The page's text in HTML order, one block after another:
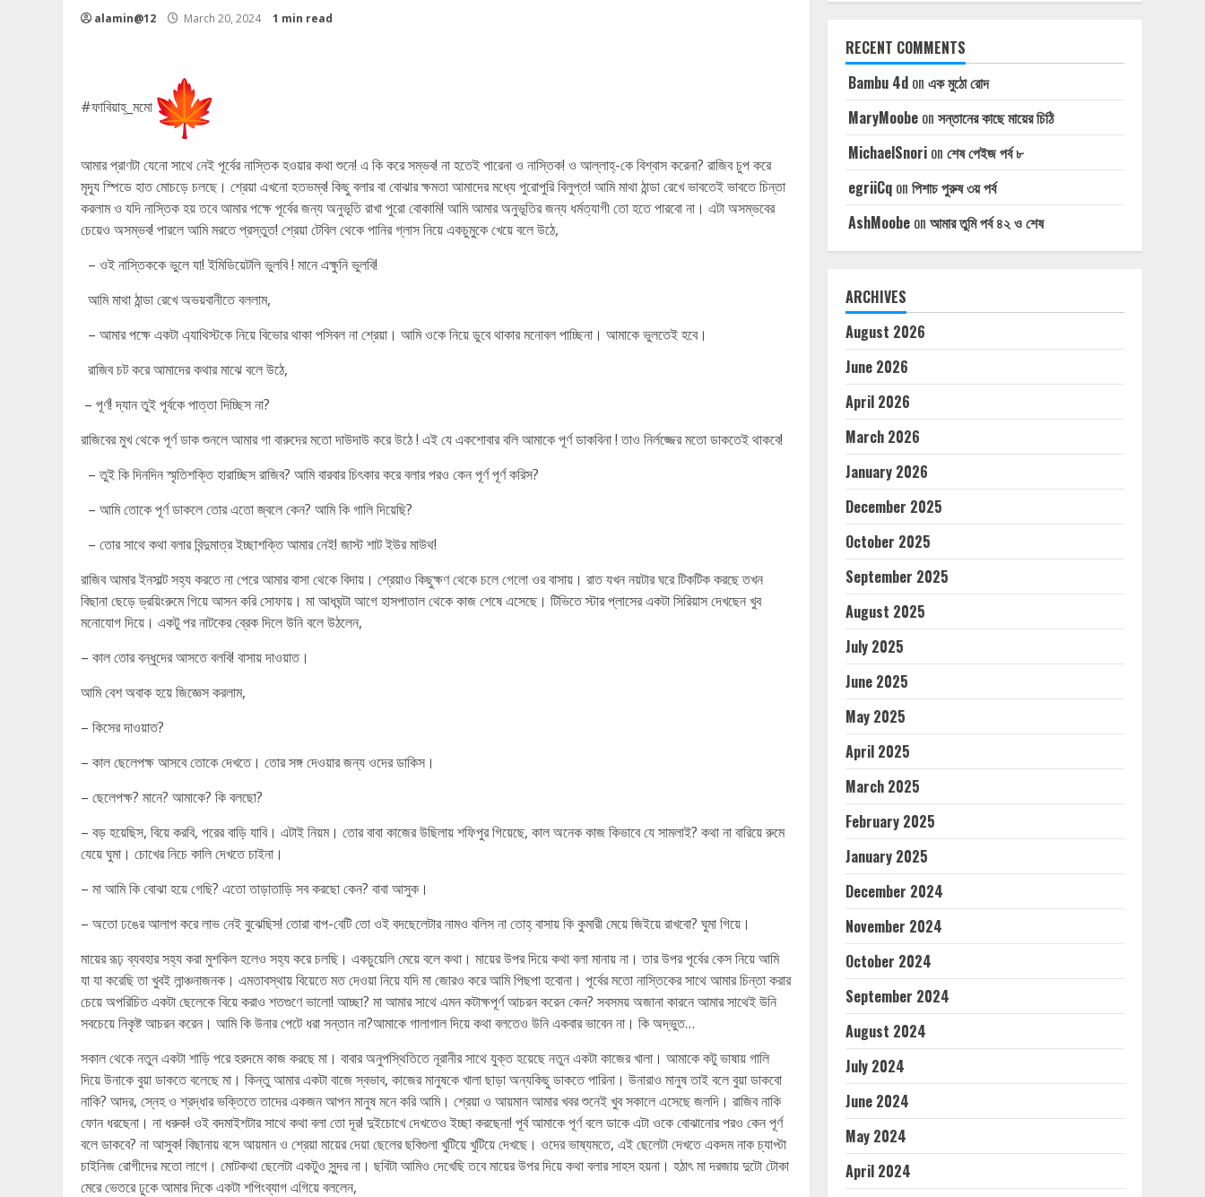
alamin@12 March 20, 2024 1 min read
#ফাবিয়াহ্_মমো
আমার প্রাণটা যেনো সাথে নেই পূর্বের নাস্তিক হওয়ার কথা শুনে! এ কি করে সম্ভব! না হতেই পারেনা ও নাস্তিক! ও আল্লাহ্-কে বিশ্বাস করেনা? রাজিব চুপ করে
মৃদ্যূ স্পিডে হাত মোচড়ে চলছে। শ্রেয়া এখনো হতভম্ব! কিছু বলার বা বোঝার ক্ষমতা আমাদের মধ্যে পুরোপুরি বিলুপ্ত! আমি মাথা ঠান্ডা রেখে ভাবতেই ভাবতে চিন্তা
করলাম ও যদি নাস্তিক হয় তবে আমার পক্ষে পূর্বের জন্য অনুভূতি রাখা পুরো বোকামি! আমি আমার অনুভূতির জন্য ধর্মত্যাগী তো হতে পারবো না। এটা অসম্ভবের
চেয়েও অসম্ভব! পারলে আমি মরতে প্রস্তুত! শ্রেয়া টেবিল থেকে পানির গ্লাস নিয়ে একচুমুকে খেয়ে বলে উঠে,
– ওই নাস্তিককে ভুলে যা! ইমিডিয়েটলি ভুলবি ! মানে এক্ষুনি ভুলবি!
আমি মাথা ঠান্ডা রেখে অভয়বানীতে বললাম,
– আমার পক্ষে একটা এ্যাথিস্টকে নিয়ে বিভোর থাকা পসিবল না শ্রেয়া। আমি ওকে নিয়ে ডুবে থাকার মনোবল পাচ্ছিনা। আমাকে ভুলতেই হবে।
রাজিব চট করে আমাদের কথার মাঝে বলে উঠে,
– পূর্ণ! দ্যান তুই পূর্বকে পাত্তা দিচ্ছিস না?
রাজিবের মুখ থেকে পূর্ণ ডাক শুনলে আমার গা বারুদের মতো দাউদাউ করে উঠে ! এই যে একশোবার বলি আমাকে পূর্ণ ডাকবিনা ! তাও নির্লজ্জের মতো ডাকতেই থাকবে!
– তুই কি দিনদিন স্মৃতিশক্তি হারাচ্ছিস রাজিব? আমি বারবার চিৎকার করে বলার পরও কেন পূর্ণ পূর্ণ করিস?
– আমি তোকে পূর্ণ ডাকলে তোর এতো জ্বলে কেন? আমি কি গালি দিয়েছি?
– তোর সাথে কথা বলার বিন্দুমাত্র ইচ্ছাশক্তি আমার নেই! জাস্ট শাট ইউর মাউথ!
রাজিব আমার ইনসাল্ট সহ্য করতে না পেরে আমার বাসা থেকে বিদায়। শ্রেয়াও কিছুক্ষণ থেকে চলে গেলো ওর বাসায়। রাত যখন নয়টার ঘরে টিকটিক করছে তখন
বিছানা ছেড়ে ড্রয়িংরুমে গিয়ে আসন করি সোফায়। মা আধঘন্টা আগে হাসপাতাল থেকে কাজ শেষে এসেছে। টিভিতে স্টার প্লাসের একটা সিরিয়াস দেখছেন খুব
মনোযোগ দিয়ে। একটু পর নাটকের ব্রেক দিলে উনি বলে উঠলেন,
– কাল তোর বন্ধুদের আসতে বলবি! বাসায় দাওয়াত।
আমি বেশ অবাক হয়ে জিজ্ঞেস করলাম,
– কিসের দাওয়াত?
– কাল ছেলেপক্ষ আসবে তোকে দেখতে। তোর সঙ্গ দেওয়ার জন্য ওদের ডাকিস।
– ছেলেপক্ষ? মানে? আমাকে? কি বলছো?
– বড় হয়েছিস, বিয়ে করবি, পরের বাড়ি যাবি। এটাই নিয়ম। তোর বাবা কাজের উছিলায় শফিপুর গিয়েছে, কাল অনেক কাজ কিভাবে যে সামলাই? কথা না বারিয়ে রুমে
যেয়ে ঘুমা। চোখের নিচে কালি দেখতে চাইনা।
– মা আমি কি বোঝা হয়ে গেছি? এতো তাড়াতাড়ি সব করছো কেন? বাবা আসুক।
– অতো ঢঙের আলাপ করে লাভ নেই বুঝেছিস! তোরা বাপ-বেটি তো ওই বদছেলেটার নামও বলিস না তোহ্ বাসায় কি কুমারী মেয়ে জিইয়ে রাখবো? ঘুমা গিয়ে।
মায়ের রূঢ় ব্যবহার সহ্য করা মুশকিল হলেও সহ্য করে চলছি। একচুয়েলি মেয়ে বলে কথা। মায়ের উপর দিয়ে কথা বলা মানায় না। তার উপর পূর্বের কেস নিয়ে আমি
যা যা করেছি তা খুবই লান্ঞ্চনাজনক। এমতাবস্থায় বিয়েতে মত দেওয়া নিয়ে যদি মা জোরও করে আমি পিছপা হবোনা। পূর্বের মতো নাস্তিকের সাথে আমার চিন্তা করার
চেয়ে অপরিচিত একটা ছেলেকে বিয়ে করাও শতগুণে ভালো! আচ্ছা? মা আমার সাথে এমন কটাক্ষপূর্ণ আচরন করেন কেন? সবসময় অজানা কারনে আমার সাথেই উনি
সবচেয়ে নিকৃষ্ট আচরন করেন। আমি কি উনার পেটে ধরা সন্তান না?আমাকে গালাগাল দিয়ে কথা বলতেও উনি একবার ভাবেন না। কি অদ্ভুত…
সকাল থেকে নতুন একটা শাড়ি পরে হরদমে কাজ করছে মা। বাবার অনুপস্থিতিতে নূরানীর সাথে যুক্ত হয়েছে নতুন একটা কাজের খালা। আমাকে কটু ভাষায় গালি
দিয়ে উনাকে বুয়া ডাকতে বলেছে মা। কিন্তু আমার একটা বাজে স্বভাব, কাজের মানুষকে খালা ছাড়া অন্যকিছু ডাকতে পারিনা। উনারাও মানুষ তাই বলে বুয়া ডাকবো
নাকি? আদর, স্নেহ ও শ্রদ্ধার ভক্তিতে তাদের একজন আপন মানুষ মনে করি আমি। শ্রেয়া ও আয়মান আমার খবর শুনেই খুব সকালে এসেছে জলদি। রাজিব নাকি
ফোন ধরছেনা। না ধরুক! ওই বদমাইশটার সাথে কথা বলা তো দূর! দুইচোখে দেখতেও ইচ্ছা করছেনা! পূর্ব আমাকে পূর্ণ বলে ডাকে এটা ওকে বোঝানোর পরও কেন পূর্ণ
বলে ডাকবে? না আসুক! বিছানায় বসে আয়মান ও শ্রেয়া মায়ের দেয়া ছেলের ছবিগুলা খুটিয়ে খুটিয়ে দেখছে। ওদের ভাষ্যমতে, এই ছেলেটা দেখতে একদম নাক চ্যাপ্টা
চাইনিজ রোগীদের মতো লাগে। মোটকথা ছেলেটা একটুও সুন্দর না। ছবিটা আমিও দেখেছি তবে মায়ের উপর দিয়ে কথা বলার সাহস হয়না। হঠাৎ মা দরজায় দুটো টোকা
মেরে ভেতরে ঢুকে আমার দিকে একটা শপিংব্যাগ এগিয়ে বললেন,
RECENT COMMENTS
Bambu 4don এক মুঠো রোদ
MaryMoobeon সন্তানের কাছে মায়ের চিঠি
MichaelSnorion শেষ পেইজ পর্ব ৮
egriiCqon পিশাচ পুরুষ ৩য় পর্ব
AshMoobeon আমার তুমি পর্ব ৪২ ও শেষ
ARCHIVES
August 2026
June 2026
April 2026
March 2026
January 2026
December 2025
October 2025
September 2025
August 2025
July 2025
June 2025
May 2025
April 2025
March 2025
February 2025
January 2025
December 2024
November 2024
October 2024
September 2024
August 2024
July 2024
June 2024
May 2024
April 2024